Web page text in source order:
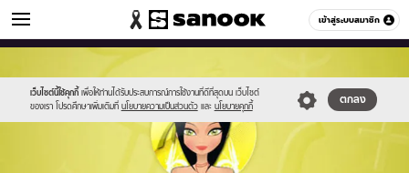
เข้าสู่ระบบสมาชิก
ดูดวง หมวดอื่นๆ
เว็บไซต์นี้ใช้คุกกี้ เพื่อให้ท่านได้รับประสบการณ์การใช้งานที่ดีที่สุดบน เว็บไซต์
ของเรา โปรดศึกษาเพิ่มเติมที่ นโยบายความเป็นส่วนตัว และ นโยบายคุกกี้
ตกลง
//s.isanook.com/sr/0/images/logo-
new-
sanook.png
//s.isanook.com/ho/0/ud/fxd/day/2_mon.jpg